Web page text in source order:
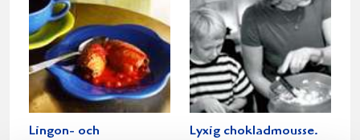
Lingon- och
Lyxig chokladmousse.